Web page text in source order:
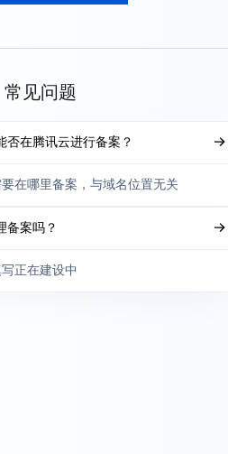
常见问题
否在腾讯云进行备案？
在哪里备案，与域名位置无关
备案吗？
正在建设中